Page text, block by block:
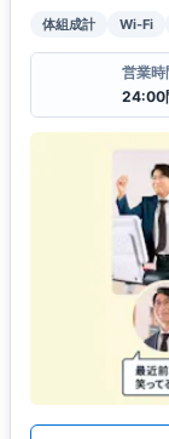
体組成計 Wi-Fi
営業時
24:00